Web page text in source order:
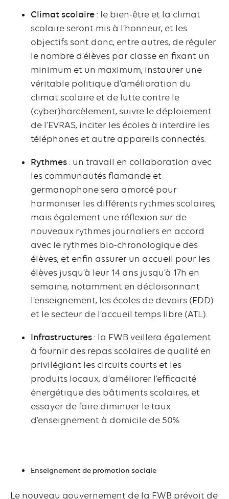
Climat scolaire : le bien-être et la climat
scolaire seront mis à l’honneur, et les
objectifs sont donc, entre autres, de réguler
le nombre d’élèves par classe en fixant un
minimum et un maximum, instaurer une
véritable politique d’amélioration du
climat scolaire et de lutte contre le
(cyber)harcèlement, suivre le déploiement
de l’EVRAS, inciter les écoles à interdire les
téléphones et autre appareils connectés.
Rythmes : un travail en collaboration avec
les communautés flamande et
germanophone sera amorcé pour
harmoniser les différents rythmes scolaires,
mais également une réflexion sur de
nouveaux rythmes journaliers en accord
avec le rythmes bio-chronologique des
élèves, et enfin assurer un accueil pour les
élèves jusqu’à leur 14 ans jusqu’à 17h en
semaine, notamment en décloisonnant
l’enseignement, les écoles de devoirs (EDD)
et le secteur de l’accueil temps libre (ATL).
Infrastructures : la FWB veillera également
à fournir des repas scolaires de qualité en
privilégiant les circuits courts et les
produits locaux, d’améliorer l’efficacité
énergétique des bâtiments scolaires, et
essayer de faire diminuer le taux
d’enseignement à domicile de 50%.
Enseignement de promotion sociale
Le nouveau gouvernement de la FWB prévoit de